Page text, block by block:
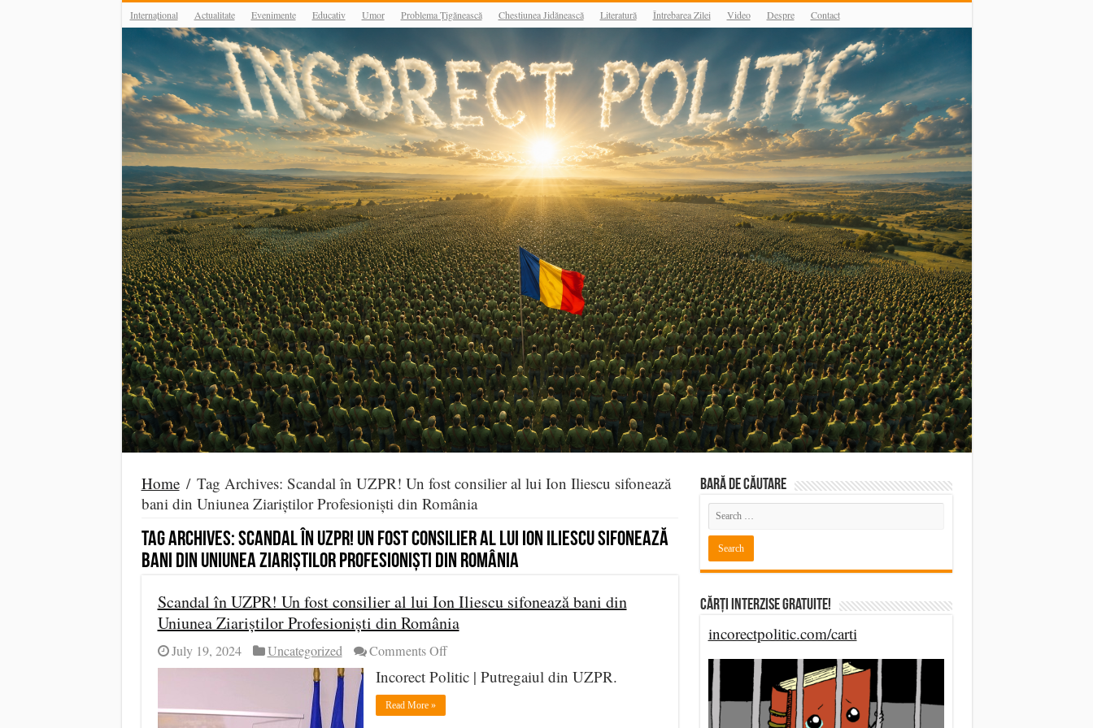
Internațional Actualitate Evenimente Educativ Umor Problema Țigănească Chestiunea Jidănească Literatură Întrebarea Zilei Video Despre Contact
Home / Tag Archives: Scandal în UZPR! Un fost consilier al lui Ion Iliescu sifonează
bani din Uniunea Ziariștilor Profesioniști din România
Tag Archives:Scandal în UZPR! Un fost consilier al lui Ion Iliescu sifonează
bani din Uniunea Ziariștilor Profesioniști din România
Scandal în UZPR! Un fost consilier al lui Ion Iliescu sifonează bani din
Uniunea Ziariștilor Profesioniști din România
July 19, 2024 Uncategorized Comments Offon
Scandal
în
Incorect Politic | Putregaiul din UZPR.
Read More »
BARĂ DE CĂUTARE
Cărți Interzise Gratuite!
incorectpolitic.com/carti